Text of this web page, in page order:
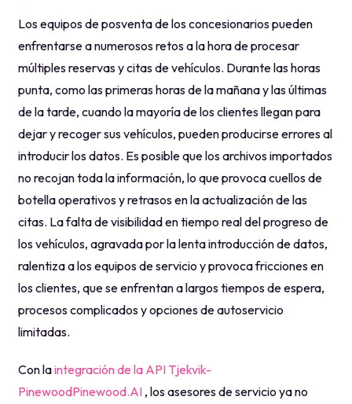
Los equipos de posventa de los concesionarios pueden
enfrentarse a numerosos retos a la hora de procesar
múltiples reservas y citas de vehículos. Durante las horas
punta, como las primeras horas de la mañana y las últimas
de la tarde, cuando la mayoría de los clientes llegan para
dejar y recoger sus vehículos, pueden producirse errores al
introducir los datos. Es posible que los archivos importados
no recojan toda la información, lo que provoca cuellos de
botella operativos y retrasos en la actualización de las
citas. La falta de visibilidad en tiempo real del progreso de
los vehículos, agravada por la lenta introducción de datos,
ralentiza a los equipos de servicio y provoca fricciones en
los clientes, que se enfrentan a largos tiempos de espera,
procesos complicados y opciones de autoservicio
limitadas.
Con laintegración de la API Tjekvik-
PinewoodPinewood.AI , los asesores de servicio ya no